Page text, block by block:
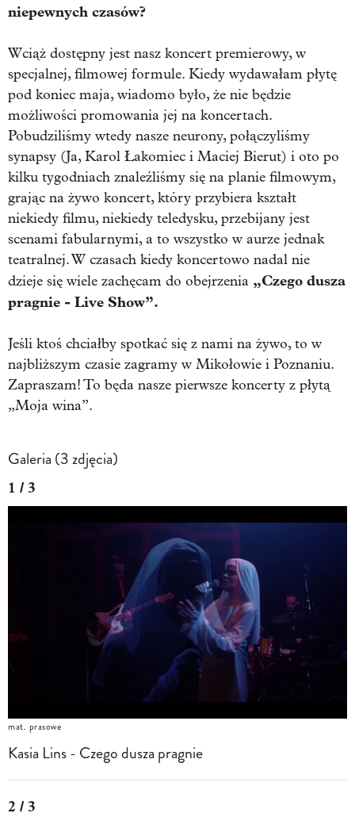
niepewnych czasów?
Wciąż dostępny jest nasz koncert premierowy, w
specjalnej, filmowej formule. Kiedy wydawałam płytę
pod koniec maja, wiadomo było, że nie będzie
możliwości promowania jej na koncertach.
Pobudziliśmy wtedy nasze neurony, połączyliśmy
synapsy (Ja, Karol Łakomiec i Maciej Bierut) i oto po
kilku tygodniach znaleźliśmy się na planie filmowym,
grając na żywo koncert, który przybiera kształt
niekiedy filmu, niekiedy teledysku, przebijany jest
scenami fabularnymi, a to wszystko w aurze jednak
teatralnej. W czasach kiedy koncertowo nadal nie
dzieje się wiele zachęcam do obejrzenia „Czego dusza
pragnie - Live Show”.
Jeśli ktoś chciałby spotkać się z nami na żywo, to w
najbliższym czasie zagramy w Mikołowie i Poznaniu.
Zapraszam! To będa nasze pierwsze koncerty z płytą
„Moja wina”.
Galeria (3 zdjęcia)
1 / 3
mat. prasowe
Kasia Lins - Czego dusza pragnie
2 / 3